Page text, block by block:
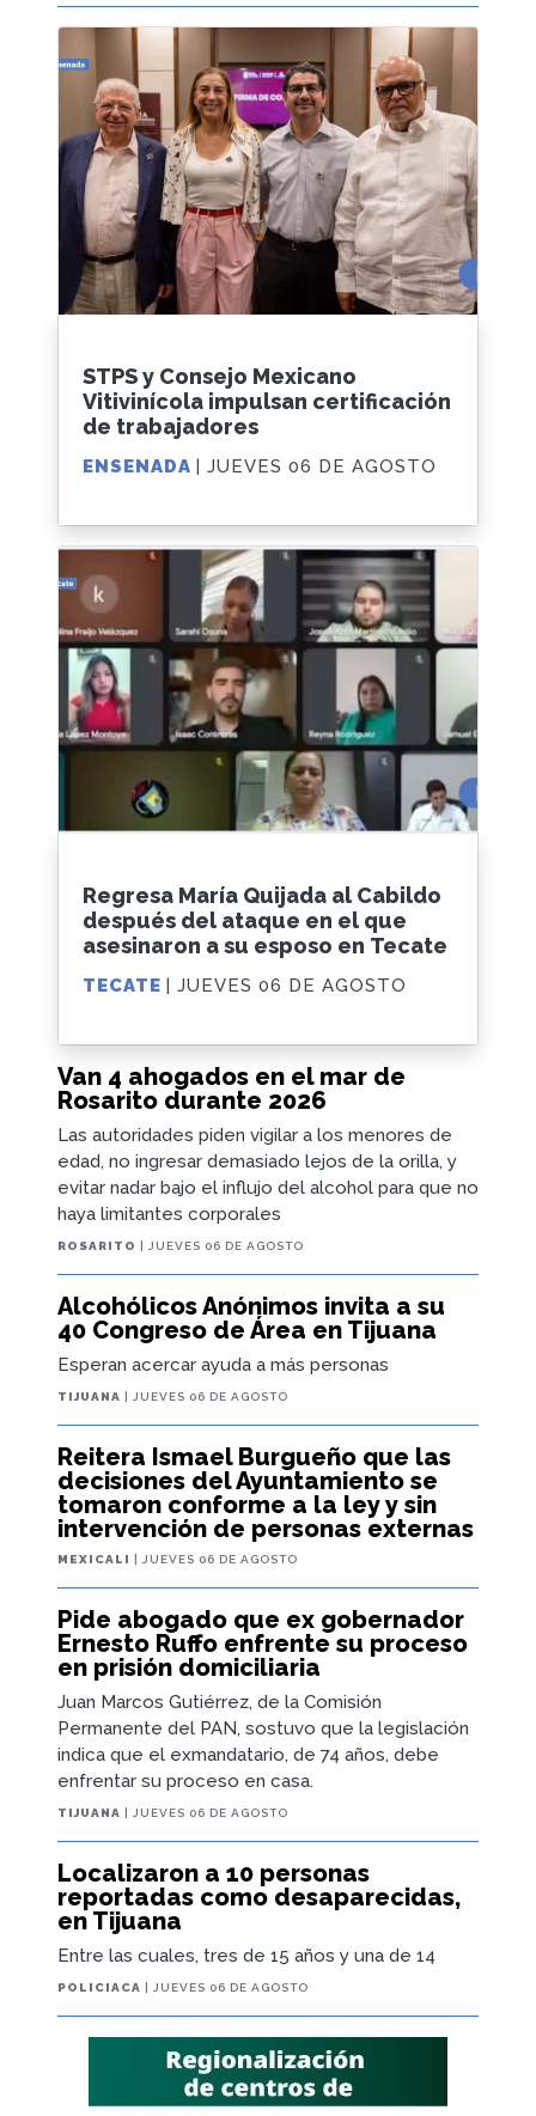
Van 4 ahogados en el mar de
Rosarito durante 2026
Las autoridades piden vigilar a los menores de
edad, no ingresar demasiado lejos de la orilla, y
evitar nadar bajo el influjo del alcohol para que no
haya limitantes corporales
ROSARITO | JUEVES 06 DE AGOSTO
Alcohólicos Anónimos invita a su
40 Congreso de Área en Tijuana
Esperan acercar ayuda a más personas
TIJUANA | JUEVES 06 DE AGOSTO
Reitera Ismael Burgueño que las
decisiones del Ayuntamiento se
tomaron conforme a la ley y sin
intervención de personas externas
MEXICALI | JUEVES 06 DE AGOSTO
Pide abogado que ex gobernador
Ernesto Ruffo enfrente su proceso
en prisión domiciliaria
Juan Marcos Gutiérrez, de la Comisión
Permanente del PAN, sostuvo que la legislación
indica que el exmandatario, de 74 años, debe
enfrentar su proceso en casa.
TIJUANA | JUEVES 06 DE AGOSTO
Localizaron a 10 personas
reportadas como desaparecidas,
en Tijuana
Entre las cuales, tres de 15 años y una de 14
POLICIACA | JUEVES 06 DE AGOSTO
STPS y Consejo Mexicano
Vitivinícola impulsan certificación
de trabajadores
ENSENADA | JUEVES 06 DE AGOSTO
Regresa María Quijada al Cabildo
después del ataque en el que
asesinaron a su esposo en Tecate
TECATE | JUEVES 06 DE AGOSTO